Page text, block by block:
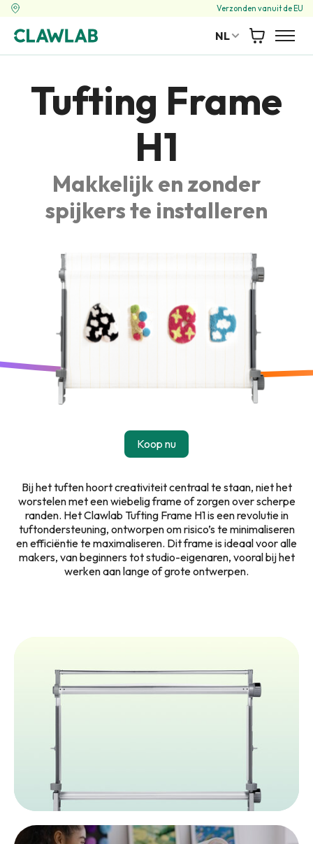
Verzonden vanuit de EU
NL
Clawlab
Tufting Frame
H1
Makkelijk en zonder
spijkers te installeren
Koop nuhet Clawlab
Bij het tuften hoort creativiteit centraal te staan, niet het
worstelen met een wiebelig frame of zorgen over scherpe
randen. Het Clawlab Tufting Frame H1 is een revolutie in
tuftondersteuning, ontworpen om risico’s te minimaliseren
en efficiëntie te maximaliseren. Dit frame is ideaal voor alle
makers, van beginners tot studio-eigenaren, vooral bij het
werken aan lange of grote ontwerpen.